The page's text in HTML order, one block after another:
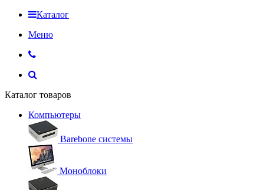
Каталог
Меню
Каталог товаров
Компьютеры
Barebone системы
Моноблоки